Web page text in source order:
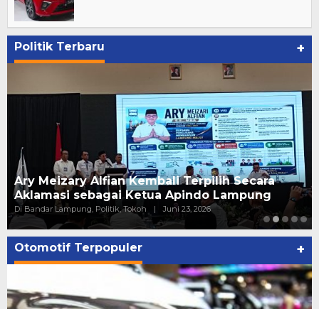
Politik Terbaru +
Ary Meizary Alfian Kembali Terpilih Secara
Aklamasi sebagai Ketua Apindo Lampung
Di Bandar Lampung, Politik, Tokoh | Juni 23, 2026
Otomotif Terpopuler +